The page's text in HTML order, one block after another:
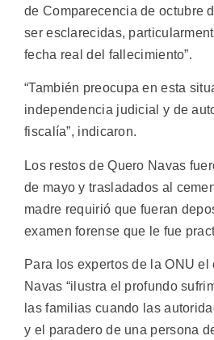
de Comparecencia de octubre
ser esclarecidas,
fecha real del fallecimiento”.
“También preocupa en esta
independencia judicial y de
fiscalía”, indicaron.
Los restos de Quero Navas
de mayo y trasladados al
madre requirió que fueran
examen forense que le fue
Para los expertos de la ONU el
Navas “ilustra el profundo
las familias cuando las
y el paradero de una persona